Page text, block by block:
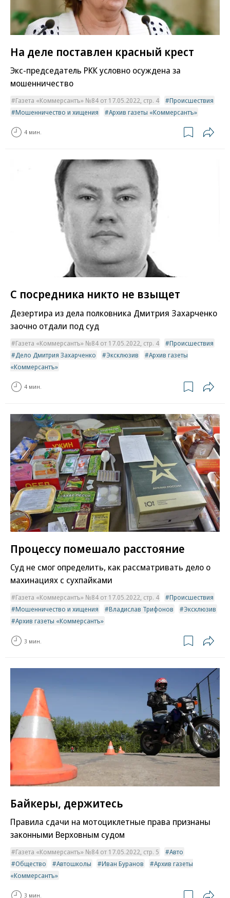
На деле поставлен красный крест
Экс-председатель РКК условно осуждена за
мошенничество
Газета «Коммерсантъ» №84 от 17.05.2022, стр. 4
Происшествия
Мошенничество и хищения
Архив газеты «Коммерсантъ»
4 мин.
С посредника никто не взыщет
Дезертира из дела полковника Дмитрия Захарченко
заочно отдали под суд
Газета «Коммерсантъ» №84 от 17.05.2022, стр. 4
Происшествия
Дело Дмитрия Захарченко
Эксклюзив
Архив газеты
«Коммерсантъ»
4 мин.
Процессу помешало расстояние
Суд не смог определить, как рассматривать дело о
махинациях с сухпайками
Газета «Коммерсантъ» №84 от 17.05.2022, стр. 4
Происшествия
Мошенничество и хищения
Владислав Трифонов
Эксклюзив
Архив газеты «Коммерсантъ»
3 мин.
Байкеры, держитесь
Правила сдачи на мотоциклетные права признаны
законными Верховным судом
Газета «Коммерсантъ» №84 от 17.05.2022, стр. 5
Авто
Общество
Автошколы Иван Буранов
Архив газеты
«Коммерсантъ»
3 мин.